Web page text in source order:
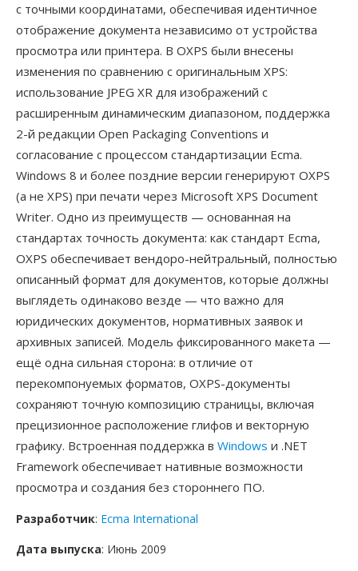
с точными координатами, обеспечивая идентичное
отображение документа независимо от устройства
просмотра или принтера. В OXPS были внесены
изменения по сравнению с оригинальным XPS:
использование JPEG XR для изображений с
расширенным динамическим диапазоном, поддержка
2-й редакции Open Packaging Conventions и
согласование с процессом стандартизации Ecma.
Windows 8 и более поздние версии генерируют OXPS
(а не XPS) при печати через Microsoft XPS Document
Writer. Одно из преимуществ — основанная на
стандартах точность документа: как стандарт Ecma,
OXPS обеспечивает вендоро-нейтральный, полностью
описанный формат для документов, которые должны
выглядеть одинаково везде — что важно для
юридических документов, нормативных заявок и
архивных записей. Модель фиксированного макета —
ещё одна сильная сторона: в отличие от
перекомпонуемых форматов, OXPS-документы
сохраняют точную композицию страницы, включая
прецизионное расположение глифов и векторную
графику. Встроенная поддержка в Windows и .NET
Framework обеспечивает нативные возможности
просмотра и создания без стороннего ПО.
Разработчик: Ecma International
Дата выпуска: Июнь 2009